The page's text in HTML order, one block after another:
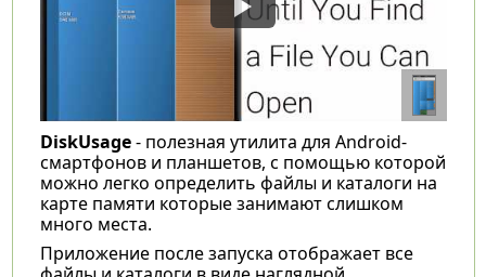
DiskUsage- полезная утилита для Android-
смартфонов и планшетов, с помощью которой
можно легко определить файлы и каталоги на
карте памяти которые занимают слишком
много места.
Приложение после запуска отображает все